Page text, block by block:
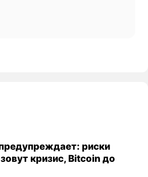
риски
кризис, Bitcoin до